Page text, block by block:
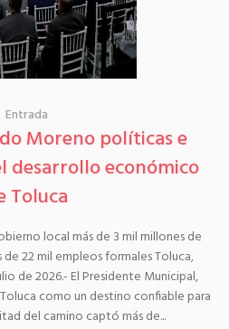
Entrada
Moreno políticas e
desarrollo económico
Toluca
local más de 3 mil millones de
de 22 mil empleos formales Toluca,
de 2026.- El Presidente Municipal,
como un destino confiable para
del camino captó más de...